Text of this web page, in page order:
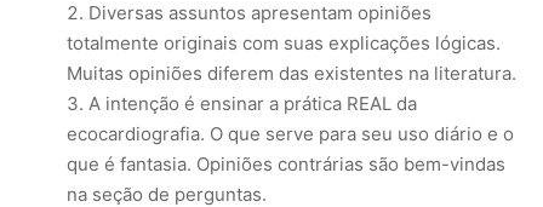
Diversas assuntos apresentam opiniões
totalmente originais com suas explicações lógicas.
Muitas opiniões diferem das existentes na literatura.
A intenção é ensinar a prática REAL da
ecocardiografia. O que serve para seu uso diário e o
que é fantasia. Opiniões contrárias são bem-vindas
na seção de perguntas.